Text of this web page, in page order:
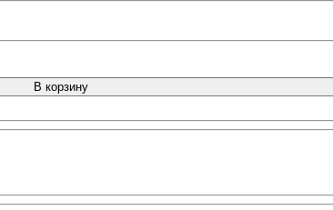
В корзину